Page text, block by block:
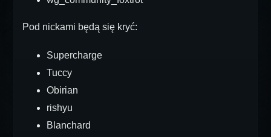
Pod nickami będą się kryć:
Supercharge
Tuccy
Obirian
rishyu
Blanchard